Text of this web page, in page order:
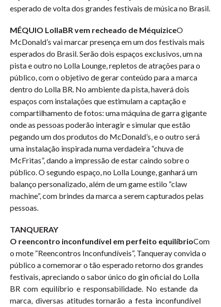
esperado de volta dos grandes festivais de música no Brasil.
MÉQUIO LollaBR vem recheado de MéquiziceO
McDonald’s vai marcar presença em um dos festivais mais
esperados do Brasil. Serão dois espaços exclusivos, um na
pista e outro no Lolla Lounge, repletos de atrações para o
público, com o objetivo de gerar conteúdo para a marca
dentro do Lolla BR. No ambiente da pista, haverá dois
espaços com instalações que estimulam a captação e
compartilhamento de fotos: uma máquina de garra gigante
onde as pessoas poderão interagir e simular que estão
pegando um dos produtos do McDonald’s, e o outro será
uma instalação inspirada numa verdadeira “chuva de
McFritas”, dando a impressão de estar caindo sobre o
público. O segundo espaço, no Lolla Lounge, ganhará um
balanço personalizado, além de um game estilo “claw
machine”, com brindes da marca a serem capturados pelas
pessoas.
TANQUERAY
O reencontro inconfundível em perfeito equilíbrioCom
o mote “Reencontros Inconfundíveis”, Tanqueray convida o
público a comemorar o tão esperado retorno dos grandes
festivais, apreciando o sabor único do gin oficial do Lolla
BR com equilíbrio e responsabilidade. No estande da
marca, diversas atitudes tornarão a festa inconfundível